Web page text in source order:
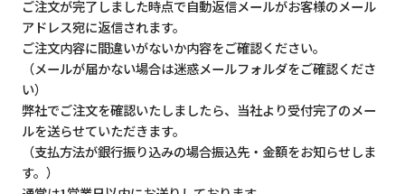
ご注文が完了しました時点で自動返信メールがお客様のメール
アドレス宛に返信されます。
ご注文内容に間違いがないか内容をご確認ください。
（メールが届かない場合は迷惑メールフォルダをご確認くださ
い）
弊社でご注文を確認いたしましたら、当社より受付完了のメー
ルを送らせていただきます。
（支払方法が銀行振り込みの場合振込先・金額をお知らせしま
す。）